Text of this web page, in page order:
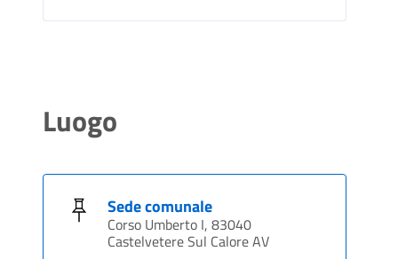
Luogo
Sede comunale
Corso Umberto I, 83040
Castelvetere Sul Calore AV